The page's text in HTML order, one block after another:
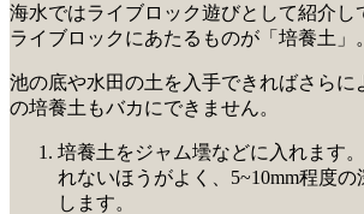
海水ではライブロック遊びとして紹介し
ライブロックにあたるものが「培養土」。
池の底や水田の土を入手できればさらに
の培養土もバカにできません。
培養土をジャム壜などに入れます
れないほうがよく、5~10mm程度
します。